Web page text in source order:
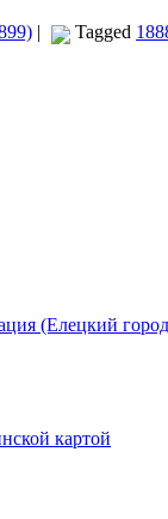
| Tagged
(Елецкий
картой